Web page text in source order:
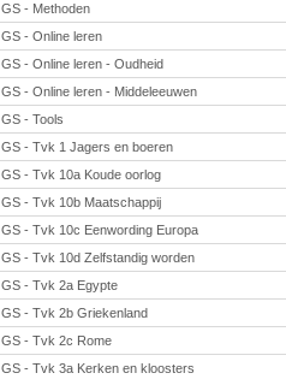
GS - Methoden
GS - Online leren
GS - Online leren - Oudheid
GS - Online leren - Middeleeuwen
GS - Tools
GS - Tvk 1 Jagers en boeren
GS - Tvk 10a Koude oorlog
GS - Tvk 10b Maatschappij
GS - Tvk 10c Eenwording Europa
GS - Tvk 10d Zelfstandig worden
GS - Tvk 2a Egypte
GS - Tvk 2b Griekenland
GS - Tvk 2c Rome
GS - Tvk 3a Kerken en kloosters